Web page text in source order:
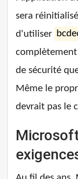
sera
d'utiliser
de sécurité
Même le
devrait pas le